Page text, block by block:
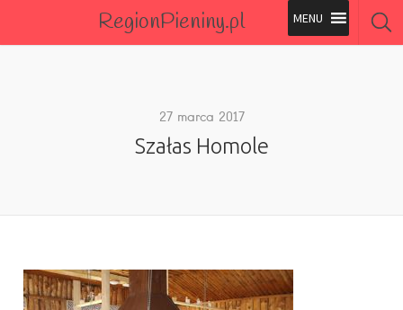
RegionPieniny.pl
Wszystkie Obiekty
27 marca 2017
Szałas Homole